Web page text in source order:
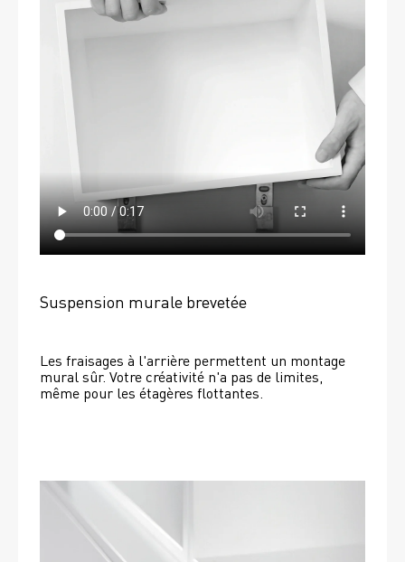
Suspension murale brevetée
Les fraisages à l'arrière permettent un montage
mural sûr. Votre créativité n'a pas de limites,
même pour les étagères flottantes.